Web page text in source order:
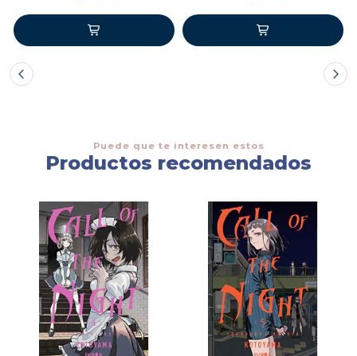
Puede que te interesen estos
Productos recomendados